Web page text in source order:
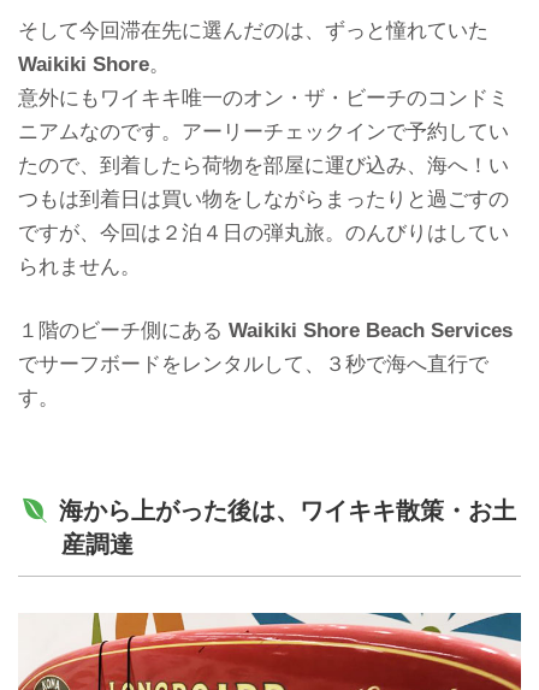
そして今回滞在先に選んだのは、ずっと憧れていた
Waikiki Shore。
意外にもワイキキ唯一のオン・ザ・ビーチのコンドミ
ニアムなのです。アーリーチェックインで予約してい
たので、到着したら荷物を部屋に運び込み、海へ！い
つもは到着日は買い物をしながらまったりと過ごすの
ですが、今回は２泊４日の弾丸旅。のんびりはしてい
られません。
１階のビーチ側にある Waikiki Shore Beach Services
でサーフボードをレンタルして、３秒で海へ直行で
す。
海から上がった後は、ワイキキ散策・お土
産調達